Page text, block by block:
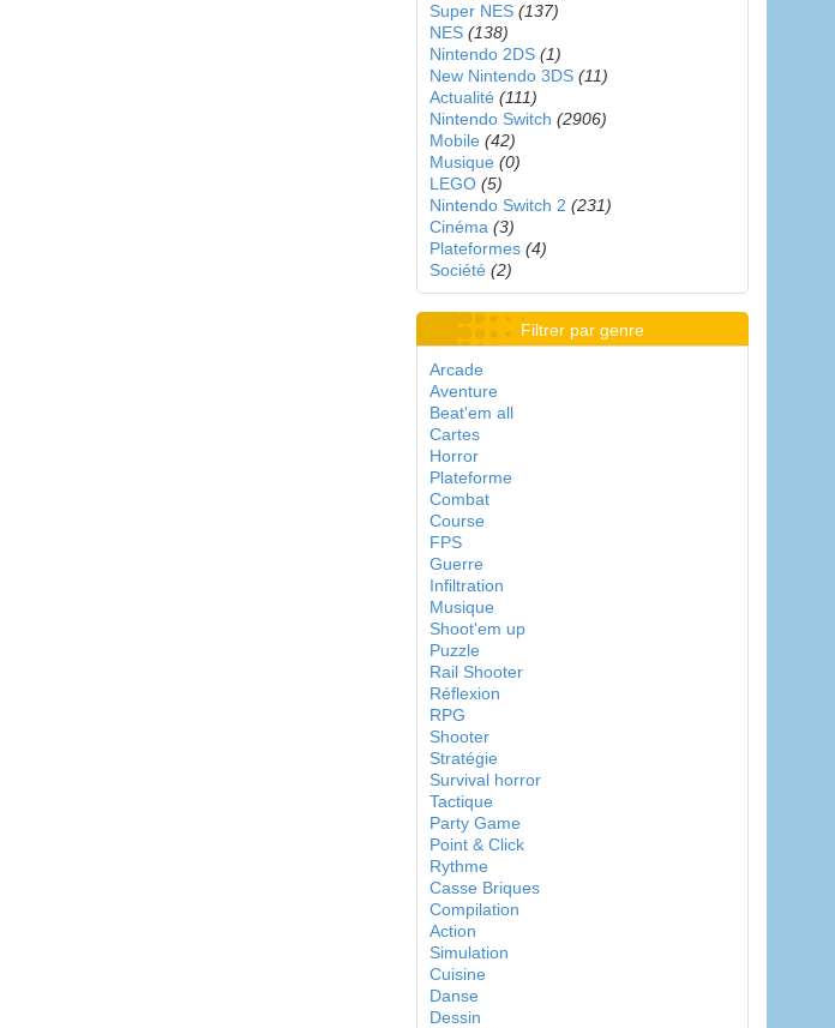
Super NES (137)
NES (138)
Nintendo 2DS (1)
New Nintendo 3DS (11)
Actualité (111)
Nintendo Switch (2906)
Mobile (42)
Musique (0)
LEGO (5)
Nintendo Switch 2 (231)
Cinéma (3)
Plateformes (4)
Société (2)
Filtrer par genre
Arcade
Aventure
Beat'em all
Cartes
Horror
Plateforme
Combat
Course
FPS
Guerre
Infiltration
Musique
Shoot'em up
Puzzle
Rail Shooter
Réflexion
RPG
Shooter
Stratégie
Survival horror
Tactique
Party Game
Point & Click
Rythme
Casse Briques
Compilation
Action
Simulation
Cuisine
Danse
Dessin